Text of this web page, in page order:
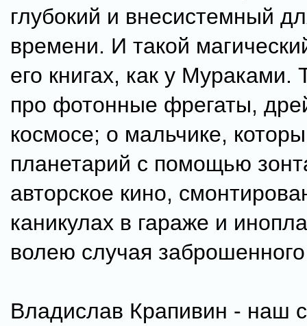
глубокий и внесистемный
времени. И такой
его книгах, как у Мураками.
про фотонные фрегаты,
космосе; о мальчике,
планетарий с помощью
авторское кино,
каникулах в гараже и
волею случая
Владислав Крапивин - наш